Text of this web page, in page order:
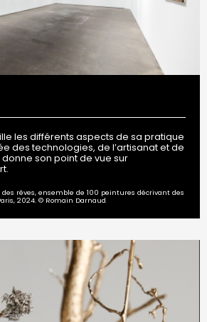
les différents aspects de sa pratique
des technologies, de l’artisanat et de
donne son point de vue sur
des rêves, ensemble de 100 peintures décrivant des
2024. © Romain Darnaud